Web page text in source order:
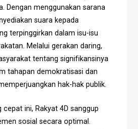
Dengan menggunakan sarana
suara kepada
terpinggirkan dalam isu-isu
Melalui gerakan daring,
tentang signifikansinya
tahapan demokratisasi dan
hak-hak publik.
cepat ini, Rakyat 4D sanggup
sosial secara optimal.